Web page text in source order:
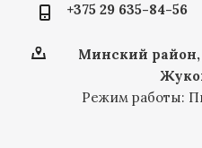
+375 29 635-84-56
Минский
Режим работы: